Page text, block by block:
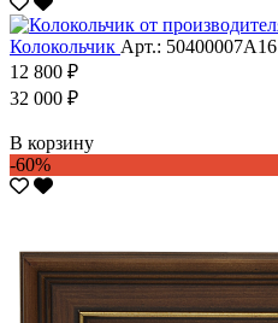
Колокольчик Арт.: 50400007А16
12 800 ₽
32 000 ₽
В корзину
-60%